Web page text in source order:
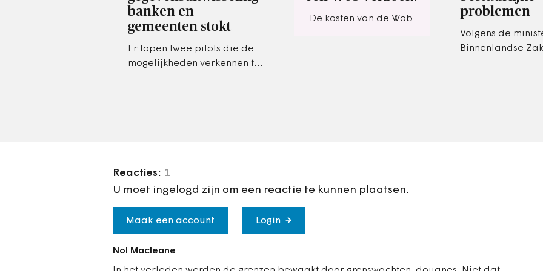
banken en
gemeenten stokt
Er lopen twee pilots die de
mogelijkheden verkennen tot
De kosten van de Wob.
problemen
Volgens de
Binnenlandse
Reacties: 1
U moet ingelogd zijn om een reactie te kunnen plaatsen.
Maak een account Login
Nol Macleane